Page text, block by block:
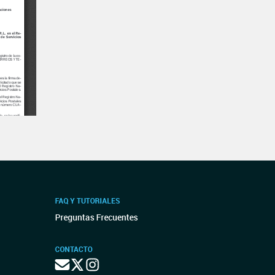
FAQ Y TUTORIALES
Preguntas Frecuentes
CONTACTO